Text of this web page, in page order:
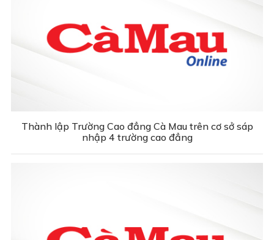
Thành lập Trường Cao đẳng Cà Mau trên cơ sở sáp
nhập 4 trường cao đẳng